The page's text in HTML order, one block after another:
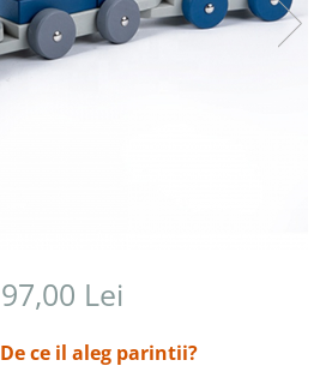
97,00 Lei
De ce il aleg parintii?